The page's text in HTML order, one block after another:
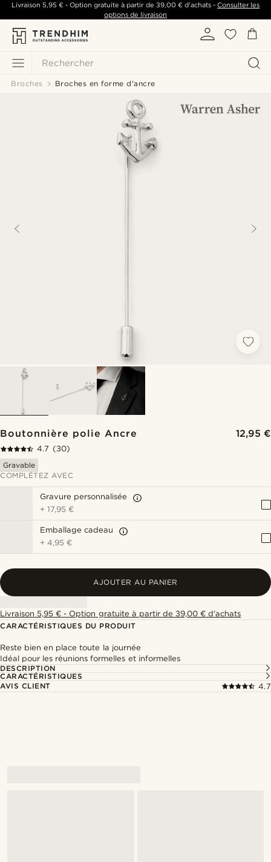
Rechercher
Livraison 5,95 €- Option gratuite à partir de 39,00 €d'achats -Consulter les
options de livraison
Broches Broches en forme d'ancre
Boutonnière polie Ancre 12,95 €
4.7 (30)
Gravable
COMPLÉTEZ AVEC
Gravure personnalisée
+17,95 €
Emballage cadeau
+4,95 €
AJOUTER AU PANIER
Livraison 5,95 € - Option gratuite à partir de 39,00 € d'achats
CARACTÉRISTIQUES DU PRODUIT
Reste bien en place toute la journée
Idéal pour les réunions formelles et informelles
DESCRIPTION
CARACTÉRISTIQUES
AVIS CLIENT
4.7